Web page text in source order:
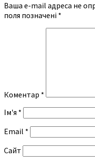
Ваша e-mail адреса не
поля позначені *
Коментар *
Ім'я *
Email *
Сайт